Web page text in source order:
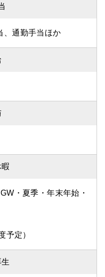
、通勤手当ほか
・夏季・年末年始・
予定）